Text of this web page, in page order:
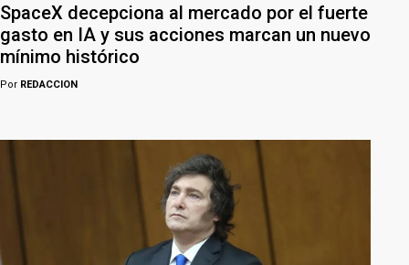
SpaceX decepciona al mercado por el fuerte
gasto en IA y sus acciones marcan un nuevo
mínimo histórico
Por REDACCION